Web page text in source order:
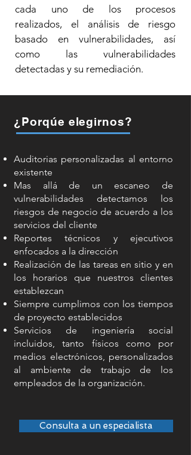
cada uno de los procesos
realizados, el análisis de riesgo
basado en vulnerabilidades, así
como las vulnerabilidades
detectadas y su remediación.
¿Porqúe elegirnos?
Auditorias personalizadas al entorno
existente
Mas allá de un escaneo de
vulnerabilidades detectamos los
riesgos de negocio de acuerdo a los
servicios del cliente
Reportes técnicos y ejecutivos
enfocados a la dirección
Realización de las tareas en sitio y en
los horarios que nuestros clientes
establezcan
Siempre cumplimos con los tiempos
de proyecto establecidos
Servicios de ingeniería social
incluidos, tanto físicos como por
medios electrónicos, personalizados
al ambiente de trabajo de los
empleados de la organización.
Consulta a un especialista